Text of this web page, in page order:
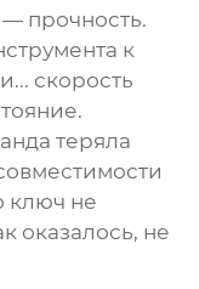
прочность.
к
скорость
теряла
ключ не
оказалось, не